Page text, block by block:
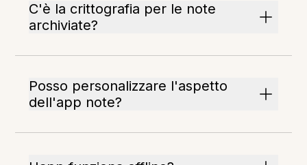
C'è la crittografia per le note
archiviate?
Posso personalizzare l'aspetto
dell'app note?